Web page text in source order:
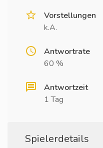
Vorstellungen
k.A.
Antwortrate
60 %
Antwortzeit
1 Tag
Spielerdetails